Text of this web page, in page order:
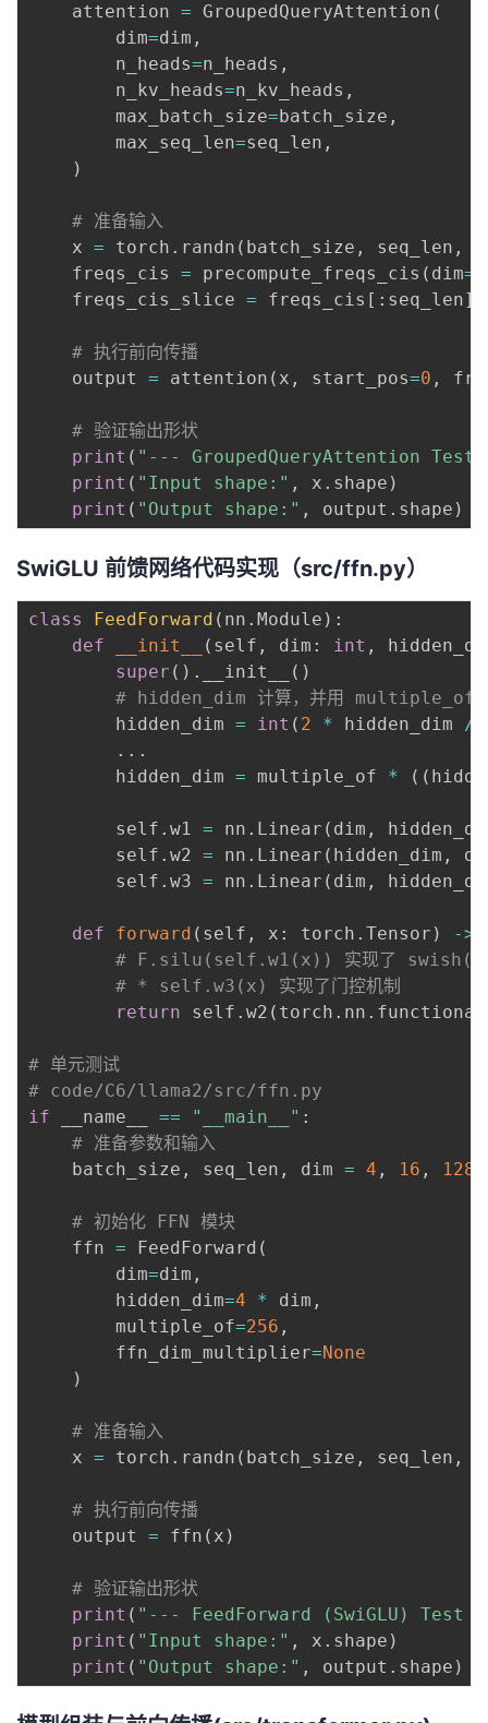
    attention
= GroupedQueryAttention (
        dim
=dim ,
        n_heads
=n_heads ,
        n_kv_heads
=n_kv_heads ,
        max_batch_size
= batch_size ,
        max_seq_len
=seq_len ,
)
# 准备输入
    x
= torch . randn ( batch_size , seq_len ,
    freqs_cis
= precompute_freqs_cis ( dim=
    freqs_cis_slice
= freqs_cis [ : seq_len]
# 执行前向传播
    output
= attention ( x , start_pos=0 ,
# 验证输出形状
print ( "--- GroupedQueryAttention
print ( "Input shape:" , x . shape )
print ( "Output shape:" , output . shape )
SwiGLU 前馈网络代码实现（src/ffn.py）
class FeedForward ( nn . Module ) :
def
__init__ ( self , dim : int ,
super ( ) . __init__ ( )
# hidden_dim 计算，并用 multiple_of 对
        hidden_dim
= int ( 2 * hidden_dim /
. . .
        hidden_dim
= multiple_of * ( (
        self
. w1 = nn . Linear ( dim ,
        self
. w2 = nn . Linear ( hidden_dim ,
        self
. w3 = nn . Linear ( dim ,
def forward ( self , x : torch . Tensor ) ->
# F.silu(self.w1(x)) 实现了
# * self.w3(x) 实现了门控机制
return self . w2 ( torch . nn . functional
# 单元测试
# code/C6/llama2/src/ffn.py
if __name__ == "__main__" :
# 准备参数和输入
    batch_size
, seq_len , dim = 4 , 16 , 128
# 初始化 FFN 模块
    ffn
= FeedForward (
        dim
=dim ,
        hidden_dim
=4 * dim ,
        multiple_of
=256 ,
        ffn_dim_multiplier
=None
)
# 准备输入
    x
= torch . randn ( batch_size , seq_len ,
# 执行前向传播
    output
= ffn ( x )
# 验证输出形状
print ( "--- FeedForward (SwiGLU) Test
print ( "Input shape:" , x . shape )
print ( "Output shape:" , output . shape )